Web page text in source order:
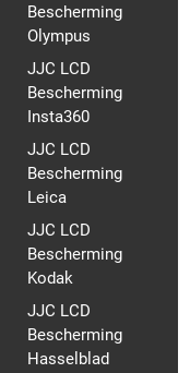
Bescherming
Olympus
JJC LCD
Bescherming
Insta360
JJC LCD
Bescherming
Leica
JJC LCD
Bescherming
Kodak
JJC LCD
Bescherming
Hasselblad